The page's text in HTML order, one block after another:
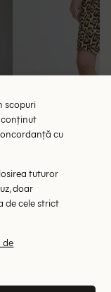
scopuri
cu
tuturor
doar
de cele strict
de